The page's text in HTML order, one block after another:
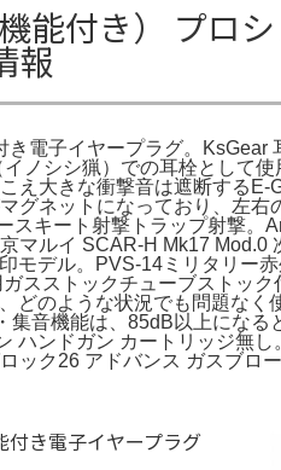
能付き） プロ
報
電子イヤープラグ。
ノシシ猟）での耳栓として
え大きな衝撃音は遮断する
グネットになっており、左
スキート射撃トラップ射撃
マルイ SCAR-H Mk17
モデル。PVS-14ミリタリー
スストックチューブスト
どのような状況でも問題
音機能は、85dB以上にな
ハンドガン カートリッジ
ック26 アドバンス ガスブロ